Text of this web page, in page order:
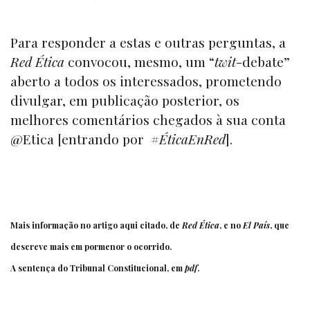
Para responder a estas e outras perguntas, a
Red Ética convocou, mesmo, um “twit-debate”
aberto a todos os interessados, prometendo
divulgar, em publicação posterior, os
melhores comentários chegados à sua conta
@Etica [entrando por #ÉticaEnRed].
Mais informação no artigo aqui citado, de Red Ética, e noEl País, que
descreve mais em pormenor o ocorrido.
A sentença do Tribunal Constitucional, empdf.